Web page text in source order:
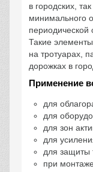
в городских,
минимального
периодической
Такие
на тротуарах,
дорожках в
Применение
для
для
для зон
для
для защиты
при